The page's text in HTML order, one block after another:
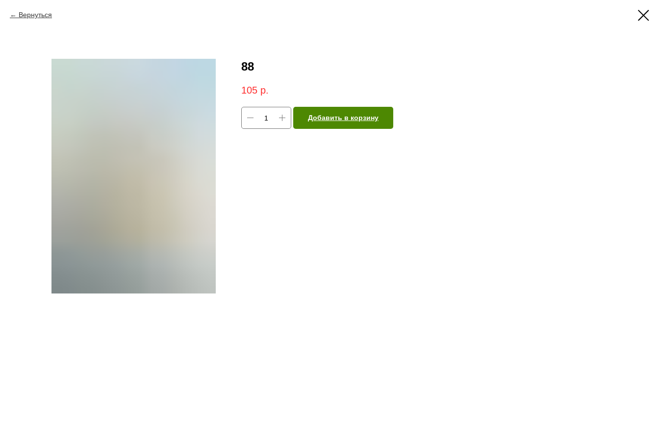
Вернуться
88
105 р.
Добавить в корзину